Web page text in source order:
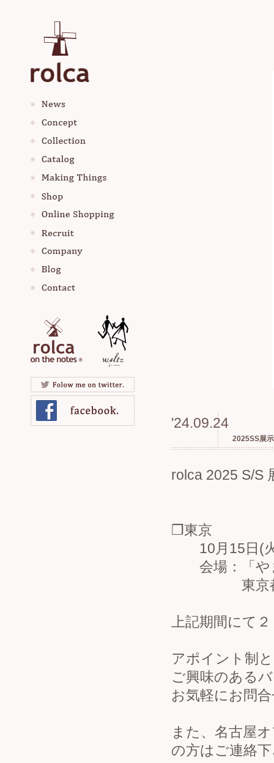
'24.09.24
2025SS展
rolca 2025 S/S
❒東京
10月15日(火
会場：「や
東京都渋谷
上記期間にて
アポイント制
ご興味のある
お気軽にお問
また、名古屋
の方はご連絡